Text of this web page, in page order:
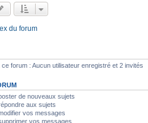
du forum
forum : Aucun utilisateur enregistré et 2 invités
de nouveaux sujets
aux sujets
vos messages
vos messages